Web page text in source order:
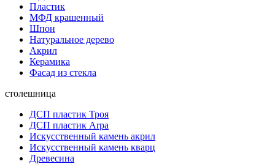
Пластик
МФД крашенный
Шпон
Натуральное дерево
Акрил
Керамика
Фасад из стекла
столешница
ДСП пластик Троя
ДСП пластик Arpa
Искусственный камень акрил
Искусственный камень кварц
Древесина